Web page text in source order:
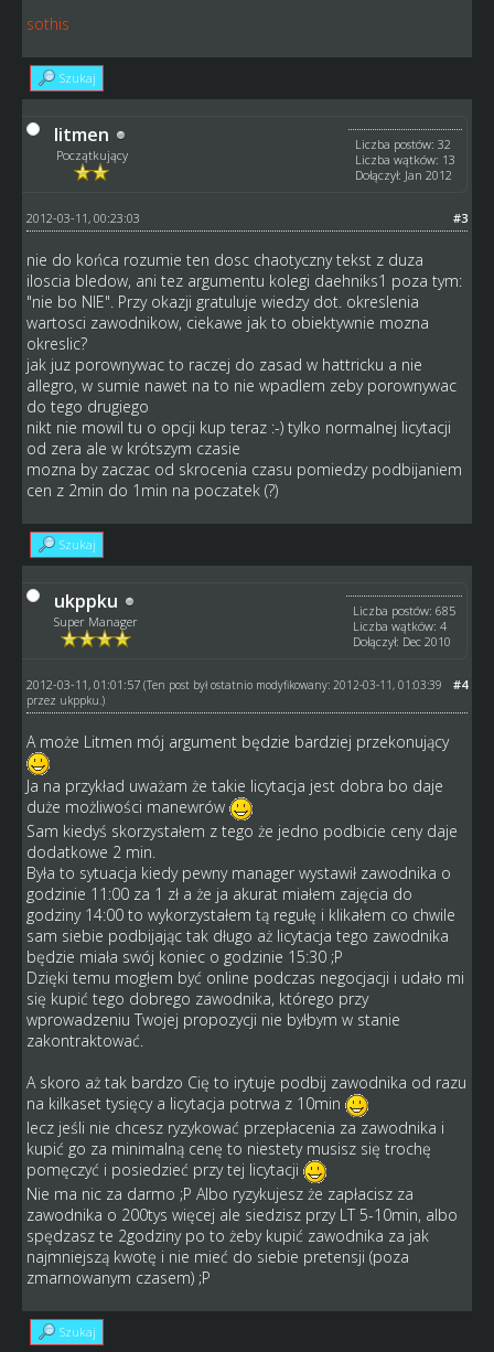
sothis
Szukaj
litmen
Początkujący
Liczba postów: 32
Liczba wątków: 13
Dołączył: Jan 2012
#3
2012-03-11, 00:23:03
nie do końca rozumie ten dosc chaotyczny tekst z duza
iloscia bledow, ani tez argumentu kolegi daehniks1 poza tym:
"nie bo NIE". Przy okazji gratuluje wiedzy dot. okreslenia
wartosci zawodnikow, ciekawe jak to obiektywnie mozna
okreslic?
jak juz porownywac to raczej do zasad w hattricku a nie
allegro, w sumie nawet na to nie wpadlem zeby porownywac
do tego drugiego
nikt nie mowil tu o opcji kup teraz :-) tylko normalnej licytacji
od zera ale w krótszym czasie
mozna by zaczac od skrocenia czasu pomiedzy podbijaniem
cen z 2min do 1min na poczatek (?)
Szukaj
ukppku
Super Manager
Liczba postów: 685
Liczba wątków: 4
Dołączył: Dec 2010
#4
2012-03-11, 01:01:57 (Ten post był ostatnio modyfikowany: 2012-03-11, 01:03:39
przez ukppku.)
A może Litmen mój argument będzie bardziej przekonujący
Ja na przykład uważam że takie licytacja jest dobra bo daje
duże możliwości manewrów
Sam kiedyś skorzystałem z tego że jedno podbicie ceny daje
dodatkowe 2 min.
Była to sytuacja kiedy pewny manager wystawił zawodnika o
godzinie 11:00 za 1 zł a że ja akurat miałem zajęcia do
godziny 14:00 to wykorzystałem tą regułę i klikałem co chwile
sam siebie podbijając tak długo aż licytacja tego zawodnika
będzie miała swój koniec o godzinie 15:30 ;P
Dzięki temu mogłem być online podczas negocjacji i udało mi
się kupić tego dobrego zawodnika, którego przy
wprowadzeniu Twojej propozycji nie byłbym w stanie
zakontraktować.
A skoro aż tak bardzo Cię to irytuje podbij zawodnika od razu
na kilkaset tysięcy a licytacja potrwa z 10min
lecz jeśli nie chcesz ryzykować przepłacenia za zawodnika i
kupić go za minimalną cenę to niestety musisz się trochę
pomęczyć i posiedzieć przy tej licytacji
Nie ma nic za darmo ;P Albo ryzykujesz że zapłacisz za
zawodnika o 200tys więcej ale siedzisz przy LT 5-10min, albo
spędzasz te 2godziny po to żeby kupić zawodnika za jak
najmniejszą kwotę i nie mieć do siebie pretensji (poza
zmarnowanym czasem) ;P
Szukaj